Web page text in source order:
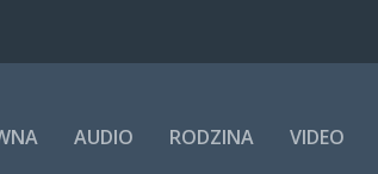
AUDIO RODZINA VIDEO